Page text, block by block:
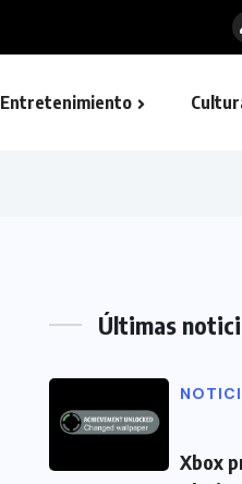
Entretenimiento
Últimas
Xbox